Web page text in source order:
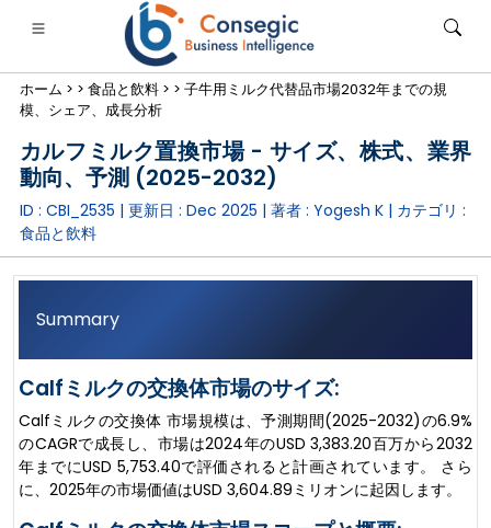
・金融・保険• 消費財 • エネルギーと電力• 食品・飲料
• ケーススタディ
ホーム > > 食品と飲料 > > 子牛用ミルク代替品市場2032年までの規
模、シェア、成長分析
カルフミルク置換市場 - サイズ、株式、業界
動向、予測 (2025-2032)
ID : CBI_2535 | 更新日 : Dec 2025 | 著者 : Yogesh K| カテゴリ :
食品と飲料
Summary
Calfミルクの交換体市場のサイズ:
Calfミルクの交換体 市場規模は、予測期間(2025-2032)の6.9%
のCAGRで成長し、市場は2024年のUSD 3,383.20百万から2032
年までにUSD 5,753.40で評価されると計画されています。 さら
に、2025年の市場価値はUSD 3,604.89ミリオンに起因します。